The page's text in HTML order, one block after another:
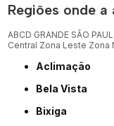
Regiões onde a
ABCD GRANDE SÃO
Central Zona Leste Zona
Aclimação
Bela Vista
Bixiga